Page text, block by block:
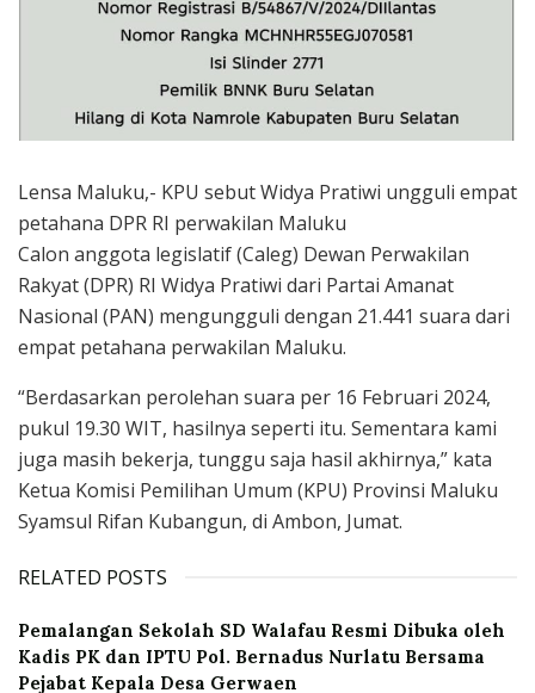
Lensa Maluku,- KPU sebut Widya Pratiwi ungguli empat
petahana DPR RI perwakilan Maluku
Calon anggota legislatif (Caleg) Dewan Perwakilan
Rakyat (DPR) RI Widya Pratiwi dari Partai Amanat
Nasional (PAN) mengungguli dengan 21.441 suara dari
empat petahana perwakilan Maluku.
“Berdasarkan perolehan suara per 16 Februari 2024,
pukul 19.30 WIT, hasilnya seperti itu. Sementara kami
juga masih bekerja, tunggu saja hasil akhirnya,” kata
Ketua Komisi Pemilihan Umum (KPU) Provinsi Maluku
Syamsul Rifan Kubangun, di Ambon, Jumat.
RELATED POSTS
Pemalangan Sekolah SD Walafau Resmi Dibuka oleh
Kadis PK dan IPTU Pol. Bernadus Nurlatu Bersama
Pejabat Kepala Desa Gerwaen